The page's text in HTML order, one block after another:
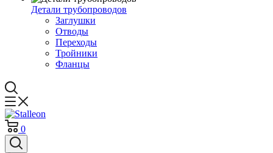
Детали трубопроводов
Заглушки
Отводы
Переходы
Тройники
Фланцы
0